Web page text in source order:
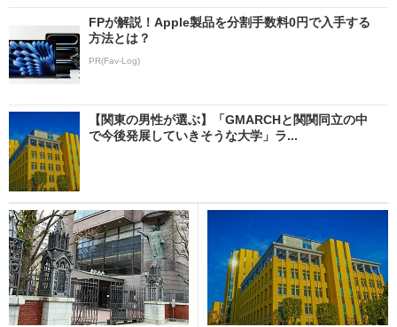
FPが解説！Apple製品を分割手数料0円で入手する
方法とは？
PR(Fav-Log)
【関東の男性が選ぶ】「GMARCHと関関同立の中
で今後発展していきそうな大学」ラ...